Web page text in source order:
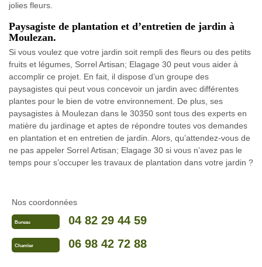
jolies fleurs.
Paysagiste de plantation et d’entretien de jardin à
Moulezan.
Si vous voulez que votre jardin soit rempli des fleurs ou des petits
fruits et légumes, Sorrel Artisan; Elagage 30 peut vous aider à
accomplir ce projet. En fait, il dispose d’un groupe des
paysagistes qui peut vous concevoir un jardin avec différentes
plantes pour le bien de votre environnement. De plus, ses
paysagistes à Moulezan dans le 30350 sont tous des experts en
matière du jardinage et aptes de répondre toutes vos demandes
en plantation et en entretien de jardin. Alors, qu’attendez-vous de
ne pas appeler Sorrel Artisan; Elagage 30 si vous n’avez pas le
temps pour s’occuper les travaux de plantation dans votre jardin ?
Nos coordonnées
Bureau 04 82 29 44 59
Chantier 06 98 42 72 88